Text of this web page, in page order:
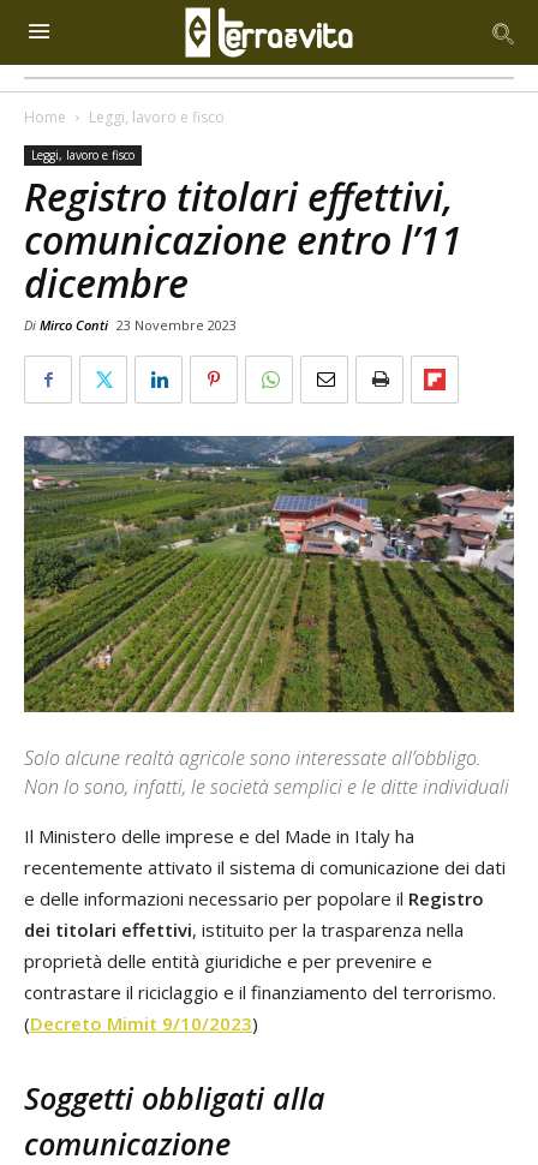
Home Leggi, lavoro e fisco
Leggi, lavoro e fisco
Registro titolari effettivi,
comunicazione entro l’11
dicembre
Di Mirco Conti 23 Novembre 2023
Solo alcune realtà agricole sono interessate all’obbligo.
Non lo sono, infatti, le società semplici e le ditte individuali
Il Ministero delle imprese e del Made in Italy ha
recentemente attivato il sistema di comunicazione dei dati
e delle informazioni necessario per popolare il Registro
dei titolari effettivi, istituito per la trasparenza nella
proprietà delle entità giuridiche e per prevenire e
contrastare il riciclaggio e il finanziamento del terrorismo.
(Decreto Mimit 9/10/2023)
Soggetti obbligati alla
comunicazione